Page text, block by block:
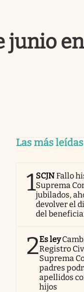
junio
Las más
1SCJNFallo
Suprema
jubilados,
devolver el
del
2Es ley
Registro
Suprema
padres
apellidos
hijos